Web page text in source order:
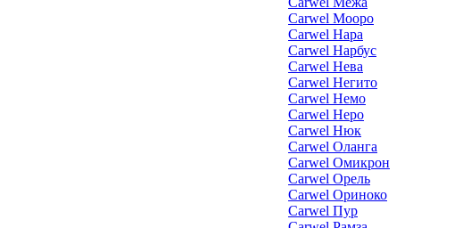
Carwel Мооро
Carwel Нара
Carwel Нарбус
Carwel Нева
Carwel Негито
Carwel Немо
Carwel Неро
Carwel Нюк
Carwel Оланга
Carwel Омикрон
Carwel Орель
Carwel Ориноко
Carwel Пур